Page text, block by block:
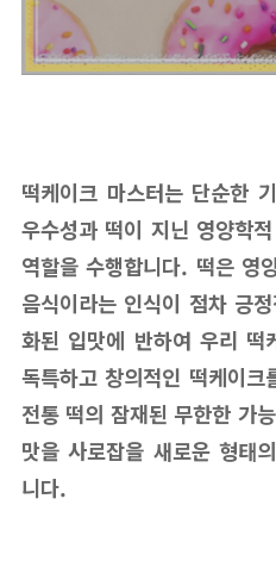
떡케이크 마스터는 단순한
우수성과 떡이 지닌 영양학
역할을 수행합니다. 떡은 영
음식이라는 인식이 점차 긍
화된 입맛에 반하여 우리 떡
독특하고 창의적인 떡케이
전통 떡의 잠재된 무한한 가
맛을 사로잡을 새로운 형태
니다.